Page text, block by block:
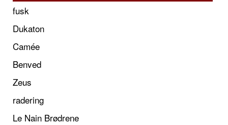
fusk
Dukaton
Camée
Benved
Zeus
radering
Le Nain Brødrene